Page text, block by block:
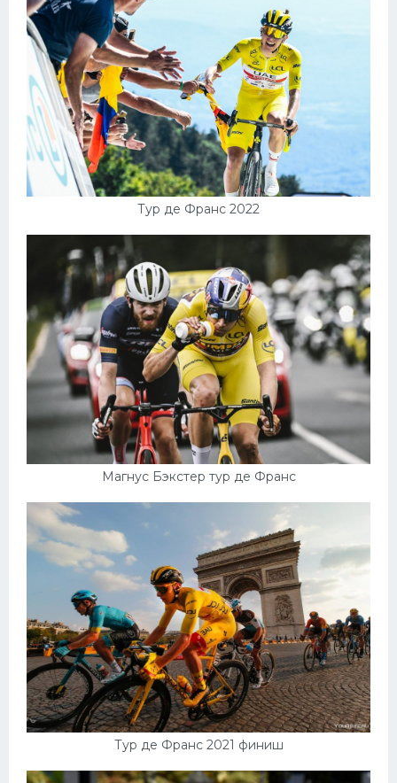
Тур де Франс 2022
Магнус Бэкстер тур де Франс
Тур де Франс 2021 финиш